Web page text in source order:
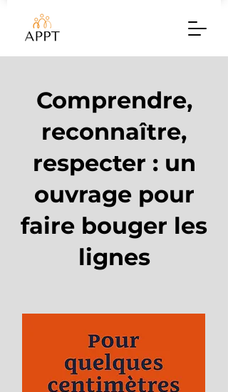
Comprendre,
reconnaître,
respecter : un
ouvrage pour
faire bouger les
lignes